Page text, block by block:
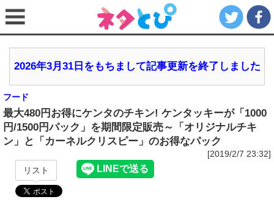
2026年3月31日をもちまして記事更新を終了しました
フード
最大480円お得にケンタのチキン! ケンタッキーが「1000
円/1500円パック」を期間限定販売～「オリジナルチキ
ン」と「カーネルクリスピー」のお得なパック
[2019/2/7 23:32]
リスト